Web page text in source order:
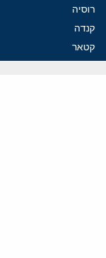
רוסיה
קנדה
קטאר